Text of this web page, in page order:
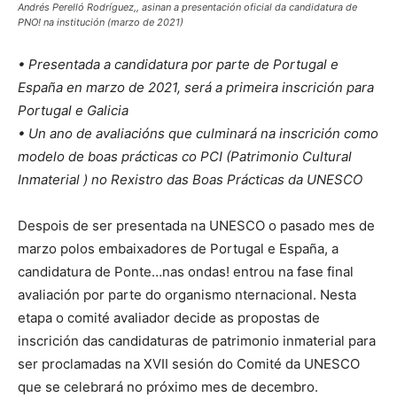
Andrés Perelló Rodríguez,, asinan a presentación oficial da candidatura de
PNO! na institución (marzo de 2021)
• Presentada a candidatura por parte de Portugal e
España en marzo de 2021, será a primeira inscrición para
Portugal e Galicia
• Un ano de avaliacións que culminará na inscrición como
modelo de boas prácticas co PCI (Patrimonio Cultural
Inmaterial ) no Rexistro das Boas Prácticas da UNESCO
Despois de ser presentada na UNESCO o pasado mes de
marzo polos embaixadores de Portugal e España, a
candidatura de Ponte…nas ondas! entrou na fase final
avaliación por parte do organismo nternacional. Nesta
etapa o comité avaliador decide as propostas de
inscrición das candidaturas de patrimonio inmaterial para
ser proclamadas na XVII sesión do Comité da UNESCO
que se celebrará no próximo mes de decembro.